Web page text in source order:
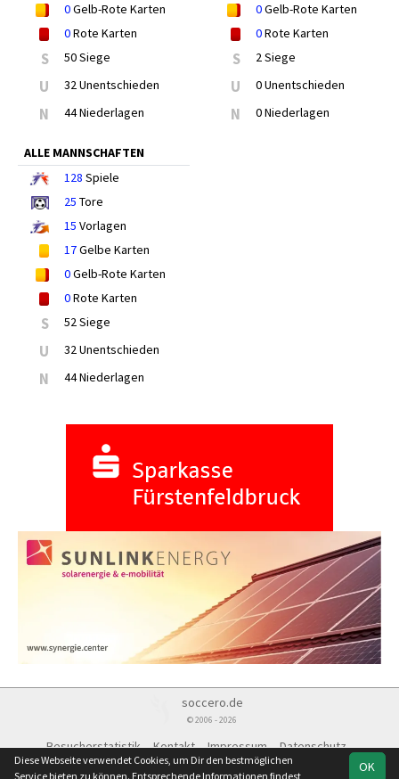
0Gelb-Rote Karten
0Rote Karten
S 50 Siege
U 32 Unentschieden
N 44 Niederlagen
0Gelb-Rote Karten
0Rote Karten
S 2 Siege
U 0 Unentschieden
N 0 Niederlagen
ALLE MANNSCHAFTEN
128 Spiele
25 Tore
15 Vorlagen
17Gelbe Karten
0Gelb-Rote Karten
0Rote Karten
S 52 Siege
U 32 Unentschieden
N 44 Niederlagen
soccero.de
© 2006 - 2026
Besucherstatistik Kontakt Impressum
Datenschutz
OK
Diese Webseite verwendet Cookies, um Dir den bestmöglichen
Service bieten zu können. Entsprechende Informationen findest